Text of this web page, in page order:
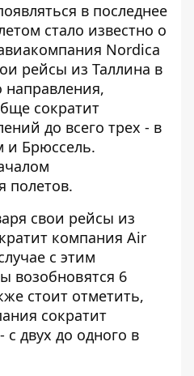
в последнее
стало известно о
Nordica
рейсы из Таллина в
сократит
до всего трех - в
и Брюссель.
полетов.
свои рейсы из
компания Air
с этим
возобновятся 6
стоит отметить,
сократит
с двух до одного в